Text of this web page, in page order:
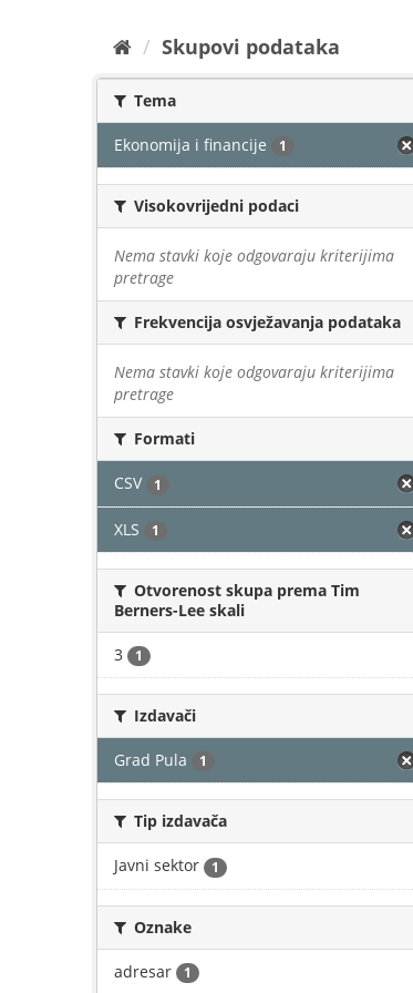
Skupovi podаtаkа
Tema
Ekonomija i financije 1
Visokovrijedni podaci
Nema stavki koje odgovaraju kriterijima
pretrage
Frekvencija osvježavanja podataka
Nema stavki koje odgovaraju kriterijima
pretrage
Formati
CSV 1
XLS 1
Otvorenost skupa prema Tim
Berners-Lee skali
3 1
Izdavači
Grad Pula 1
Tip izdavača
Javni sektor 1
Oznake
adresar 1